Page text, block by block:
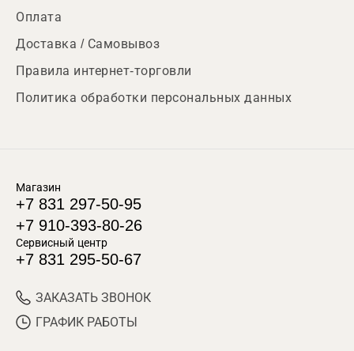
Оплата
Доставка / Самовывоз
Правила интернет-торговли
Политика обработки персональных данных
Магазин
+7 831 297-50-95
+7 910-393-80-26
Сервисный центр
+7 831 295-50-67
ЗАКАЗАТЬ ЗВОНОК
ГРАФИК РАБОТЫ